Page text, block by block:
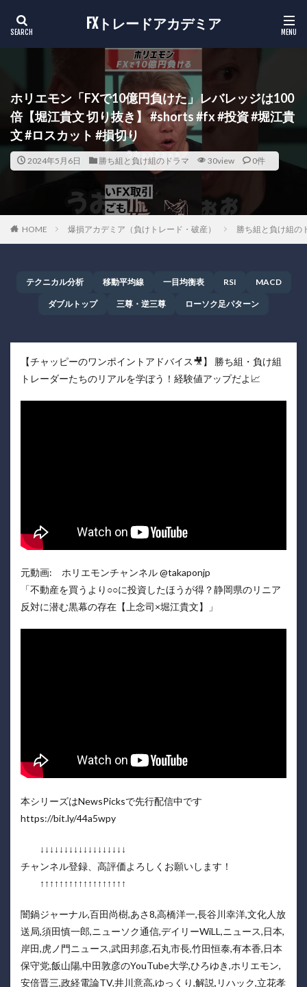
FXトレードアカデミア
ホリエモン「FXで10億円負けた」レバレッジは100
倍【堀江貴文 切り抜き】 #shorts #fx #投資 #堀江貴
文 #ロスカット #損切り
2024年5月6日 勝ち組と負け組のドラマ 30view 0件
HOME 爆損アカデミア（負けトレード・破産） 勝ち組と負け組の
テクニカル分析 移動平均線 一目均衡表 RSI MACD
ダブルトップ 三尊・逆三尊 ローソク足パターン
【チャッピーのワンポイントアドバイス🎥】 勝ち組・負け組
トレーダーたちのリアルを学ぼう！経験値アップだよ📈
元動画: ホリエモンチャンネル @takaponjp
「不動産を買うより○○に投資したほうが得？静岡県のリニア
反対に潜む黒幕の存在【上念司×堀江貴文】」
本シリーズはNewsPicksで先行配信中です
https://bit.ly/44a5wpy
↓↓↓↓↓↓↓↓↓↓↓↓↓↓↓↓↓↓
チャンネル登録、高評価よろしくお願いします！
↑↑↑↑↑↑↑↑↑↑↑↑↑↑↑↑↑↑
闇鍋ジャーナル,百田尚樹,あさ8,高橋洋一,長谷川幸洋,文化人放
送局,須田慎一郎,ニューソク通信,デイリーWiLL,ニュース,日本,
岸田,虎ノ門ニュース,武田邦彦,石丸市長,竹田恒泰,有本香,日本
保守党,飯山陽,中田敦彦のYouTube大学,ひろゆき,ホリエモン,
安倍晋三,政経電論TV,井川意高,ゆっくり,解説,リハック,立花孝